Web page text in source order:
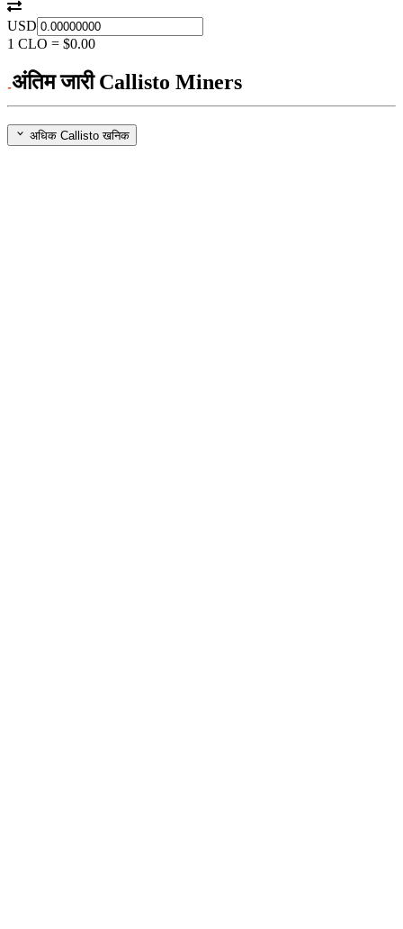
USD
1 CLO = $0.00
अंतिम जारी Callisto Miners
अधिक Callisto खनिक